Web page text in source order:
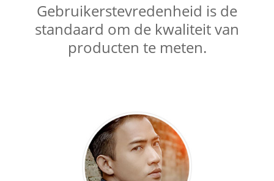
Gebruikerstevredenheid is de
standaard om de kwaliteit van
producten te meten.